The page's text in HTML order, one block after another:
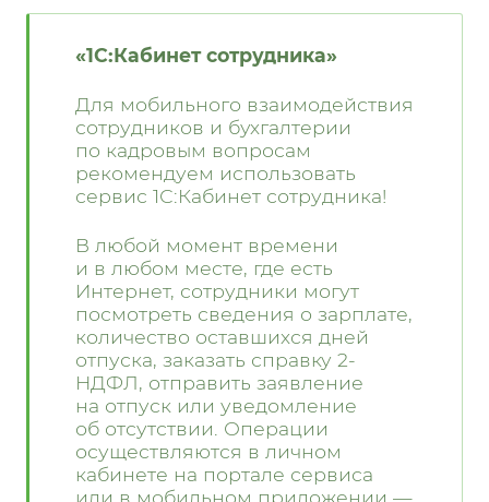
«1С:Кабинет сотрудника»
Для мобильного взаимодействия
сотрудников и бухгалтерии
по кадровым вопросам
рекомендуем использовать
сервис 1С:Кабинет сотрудника!
В любой момент времени
и в любом месте, где есть
Интернет, сотрудники могут
посмотреть сведения о зарплате,
количество оставшихся дней
отпуска, заказать справку 2-
НДФЛ, отправить заявление
на отпуск или уведомление
об отсутствии. Операции
осуществляются в личном
кабинете на портале сервиса
или в мобильном приложении —